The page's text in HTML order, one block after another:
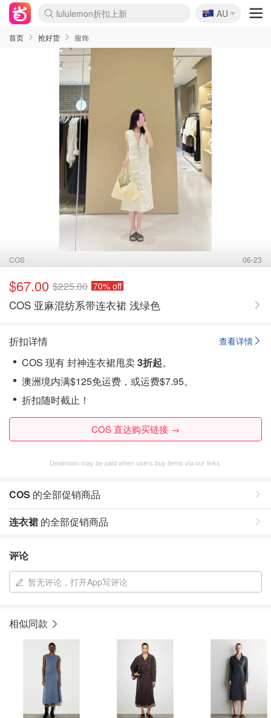
lululemon折扣上新
Sasa美妆护肤3.5折
SSENSE年中2.5折
FreshBeauty好价汇总
Cettire降价+叠9折
WWS Coles超市实拍
viagogo二手票捡漏
Myer超级周末
The Outnet奢牌1折起
David Jones 3折起
Flannels大牌1折
Perfumes Club护肤1折
AMIRO面罩$251
Amazon折扣汇总
eToro入金$200送$50
Amazon数码好物
ICONIC本周7.5折
ThedoubleF高奢地板价
Moose Knuckles 6折
丝芙兰5折起
EUFY摄像头$98
Selenichast首饰2折
Trip机票酒店促销
YSL送5件彩妆礼
Amazon家居好物
Amazon美妆护肤
雅漾大喷$8
过敏原检测盒$33
伊索独家赠50ml沐浴露
科颜氏高保湿面霜$29
SEALIFE海洋馆门票6折
丝塔芙大白罐$16
订阅Newsletter送香薰
Cult Beauty 6.8折
Harrods圣诞日历$525
LN-CC奢牌私促3折
d'Alba空姐喷雾$16
EVE LOM套装£56
Bernardelli独家4折
Adore Beauty 6折起
CT圣诞日历
Mytheresa奢品2.7折
Luxury Escapes 9折
Currentbody美容仪$881
MOON Garden Live
Roborock扫地机$649
Tingo Life水杯$24
Valentino官网5折
CR洗护套装$23
修丽可4件套$159
Myer彩妆2件7折
GANNI官网4.5折
Stylevana韩妆4折
Tessabit高奢8.5折
OGX洗发水$11
Amazon阿德莱德次日达
卡诗8.5折+赠礼
Philips Hue灯具8折
🇦🇺
AU
首页 抢好货 服饰
COS 06-23
$67.00 $225.00 70% off
COS 亚麻混纺系带连衣裙 浅绿色
查看详情
折扣详情
COS 现有 封神连衣裙甩卖3折起。
澳洲境内满$125免运费，或运费$7.95。
折扣随时截止！
COS 直达购买链接 →
Dealmoon may be paid when users buy items via our links.
COS 的全部促销商品
连衣裙 的全部促销商品
评论
暂无评论，打开App写评论
相似同款